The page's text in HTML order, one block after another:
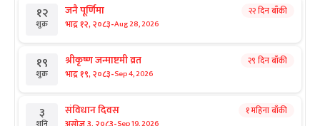
१२
शुक्र
जनै पूर्णिमा
भाद्र १२, २०८३-Aug 28, 2026
२२ दिन बाँकी
१९
शुक्र
श्रीकृष्ण जन्माष्टमी व्रत
भाद्र १९, २०८३-Sep 4, 2026
२९ दिन बाँकी
३ संविधान दिवस १ महिना बाँकी